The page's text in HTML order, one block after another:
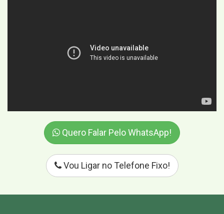
Quero Falar Pelo WhatsApp!
Vou Ligar no Telefone Fixo!